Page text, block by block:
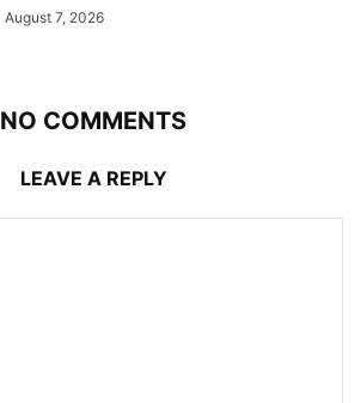
August 7, 2026
NO COMMENTS
LEAVE A REPLY